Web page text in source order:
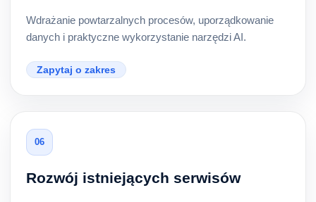
Wdrażanie powtarzalnych procesów, uporządkowanie
danych i praktyczne wykorzystanie narzędzi AI.
Zapytaj o zakres
06
Rozwój istniejących serwisów